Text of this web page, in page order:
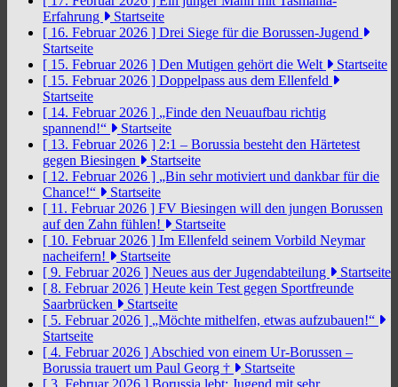
Erfahrung
Startseite
[ 16. Februar 2026 ] Drei Siege für die Borussen-Jugend
Startseite
[ 15. Februar 2026 ] Den Mutigen gehört die Welt
Startseite
[ 15. Februar 2026 ] Doppelpass aus dem Ellenfeld
Startseite
[ 14. Februar 2026 ] „Finde den Neuaufbau richtig
spannend!“
Startseite
[ 13. Februar 2026 ] 2:1 – Borussia besteht den Härtetest
gegen Biesingen
Startseite
[ 12. Februar 2026 ] „Bin sehr motiviert und dankbar für die
Chance!“
Startseite
[ 11. Februar 2026 ] FV Biesingen will den jungen Borussen
auf den Zahn fühlen!
Startseite
[ 10. Februar 2026 ] Im Ellenfeld seinem Vorbild Neymar
nacheifern!
Startseite
[ 9. Februar 2026 ] Neues aus der Jugendabteilung
Startseite
[ 8. Februar 2026 ] Heute kein Test gegen Sportfreunde
Saarbrücken
Startseite
[ 5. Februar 2026 ] „Möchte mithelfen, etwas aufzubauen!“
Startseite
[ 4. Februar 2026 ] Abschied von einem Ur-Borussen –
Borussia trauert um Paul Georg †
Startseite
[ 3. Februar 2026 ] Borussia lebt: Jugend mit sehr